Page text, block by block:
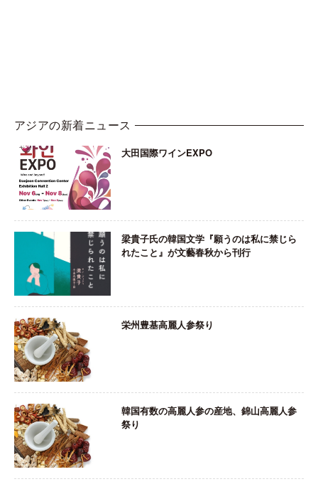
アジアの新着ニュース
大田国際ワインEXPO
梁貴子氏の韓国文学『願うのは私に禁じら
れたこと』が文藝春秋から刊行
栄州豊基高麗人参祭り
韓国有数の高麗人参の産地、錦山高麗人参
祭り